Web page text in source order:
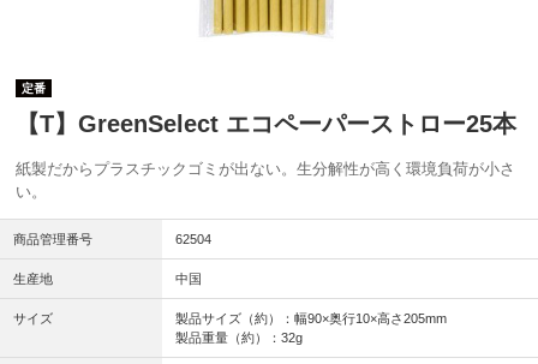
定番
【T】GreenSelect エコペーパーストロー25本
紙製だからプラスチックゴミが出ない。生分解性が高く環境負荷が小さ
い。
商品管理番号 62504
生産地 中国
サイズ
製品サイズ（約）：幅90×奥行10×高さ205mm
製品重量（約）：32g